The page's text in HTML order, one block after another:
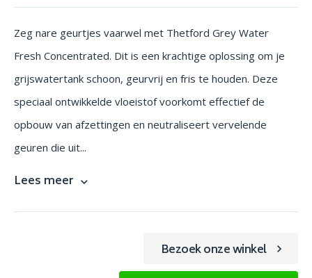
Zeg nare geurtjes vaarwel met Thetford Grey Water
Fresh Concentrated. Dit is een krachtige oplossing om je
grijswatertank schoon, geurvrij en fris te houden. Deze
speciaal ontwikkelde vloeistof voorkomt effectief de
opbouw van afzettingen en neutraliseert vervelende
geuren die uit...
Lees meer
Bezoek onze winkel